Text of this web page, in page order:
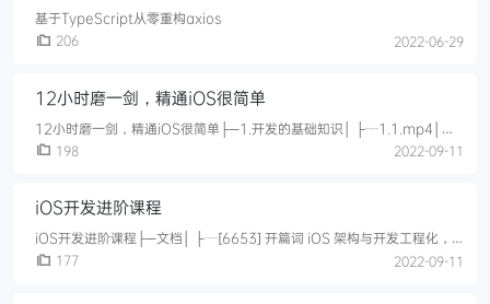
基于TypeScript从零重构axios
206 2022-06-29
12小时磨一剑，精通iOS很简单
12小时磨一剑，精通iOS很简单├─1.开发的基础知识│ ├┈1.1.mp4│
├┈1.2.mp4│ ├┈1.3.mp4│ ├┈1.4.mp4│ └┈1.5.mp4├─2.设置“提
户视图“
198 2022-09-11
iOS开发进阶课程
iOS开发进阶课程├─文档│ ├┈[6653] 开篇词 iOS 架构与开发工程化，
让你成为 10x 程序员.md│ ├┈[6654] 01 开发环境：如何使用 Ruby 工
177 2022-09-11